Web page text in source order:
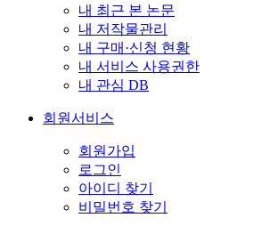
내 최근 본 논문
내 저작물관리
내 구매·신청 현황
내 서비스 사용권한
내 관심 DB
회원서비스
회원가입
로그인
아이디 찾기
비밀번호 찾기